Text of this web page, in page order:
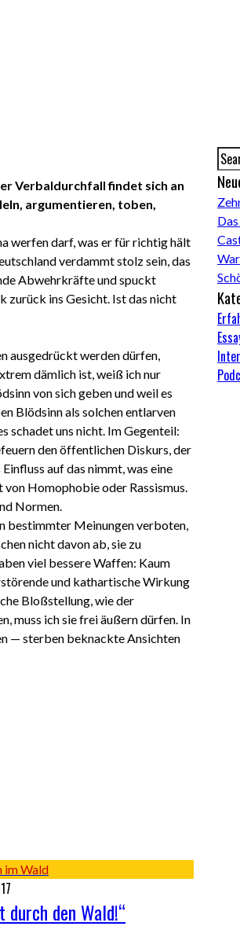
Verbaldurchfall findet sich an
argumentieren, toben,
werfen darf, was er für richtig hält
verdammt stolz sein, das
Abwehrkräfte und spuckt
zurück ins Gesicht. Ist das nicht
ausgedrückt werden dürfen,
dämlich ist, weiß ich nur
von sich geben und weil es
Blödsinn als solchen entlarven
schadet uns nicht. Im Gegenteil:
den öffentlichen Diskurs, der
auf das nimmt, was eine
Homophobie oder Rassismus.
Normen.
bestimmter Meinungen verboten,
nicht davon ab, sie zu
viel bessere Waffen: Kaum
und kathartische Wirkung
Bloßstellung, wie der
muss ich sie frei äußern dürfen. In
— sterben beknackte Ansichten
durch den Wald!“